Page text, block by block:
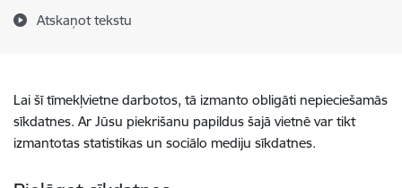
Atskaņot tekstu
Lai šī tīmekļvietne darbotos, tā izmanto obligāti nepieciešamās
sīkdatnes. Ar Jūsu piekrišanu papildus šajā vietnē var tikt
izmantotas statistikas un sociālo mediju sīkdatnes.